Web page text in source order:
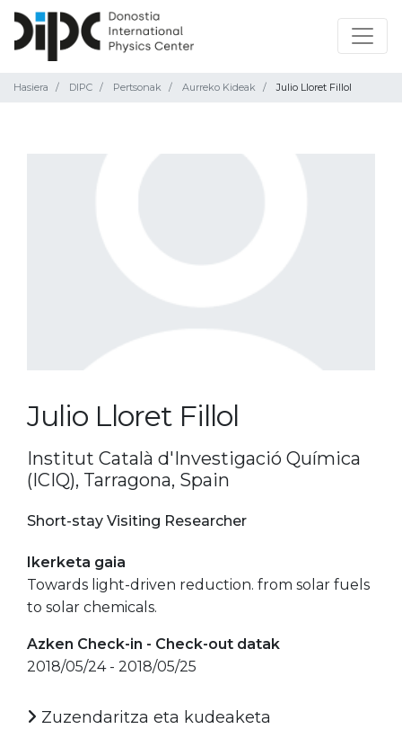
Hasiera DIPC Pertsonak Aurreko Kideak Julio Lloret Fillol
Julio Lloret Fillol
Institut Català d'Investigació Química
(ICIQ), Tarragona, Spain
Short-stay Visiting Researcher
Ikerketa gaia
Towards light-driven reduction. from solar fuels
to solar chemicals.
Azken Check-in - Check-out datak
2018/05/24 - 2018/05/25
Zuzendaritza eta kudeaketa